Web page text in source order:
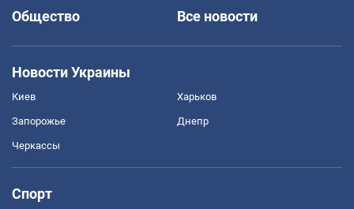
Общество
Все новости
Новости Украины
Киев Харьков
Запорожье Днепр
Черкассы
Спорт